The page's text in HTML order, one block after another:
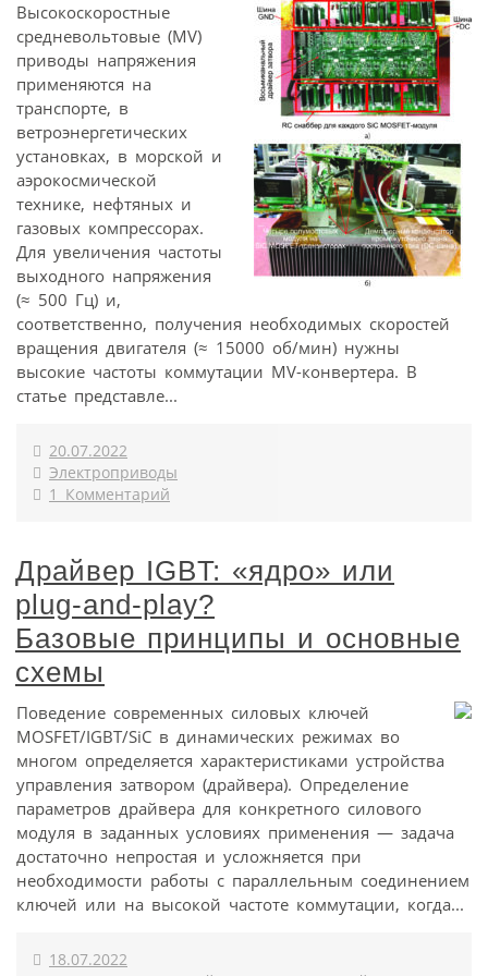
Высокоскоростные
средневольтовые (MV)
приводы напряжения
применяются на
транспорте, в
ветроэнергетических
установках, в морской и
аэрокосмической
технике, нефтяных и
газовых компрессорах.
Для увеличения частоты
выходного напряжения
(≈ 500 Гц) и,
соответственно, получения необходимых скоростей
вращения двигателя (≈ 15000 об/мин) нужны
высокие частоты коммутации MV-конвертера. В
статье представле...
20.07.2022
Электроприводы
1 Комментарий
Драйвер IGBT: «ядро» или
plug-and-play?
Базовые принципы и основные
схемы
Поведение современных силовых ключей
MOSFET/IGBT/SiC в динамических режимах во
многом определяется характеристиками устройства
управления затвором (драйвера). Определение
параметров драйвера для конкретного силового
модуля в заданных условиях применения — задача
достаточно непростая и усложняется при
необходимости работы с параллельным соединением
ключей или на высокой частоте коммутации, когда...
18.07.2022